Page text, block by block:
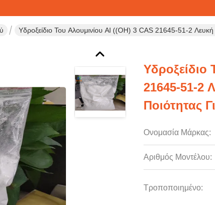
Υδροξείδιο Του Αλουμινίου Al ((OH) 3 CAS 21645-51-2 Λευκή
Υδροξείδιο
21645-51-2
Ποιότητας
Ονομασία Μάρκας:
Αριθμός Μοντέλου:
Τροποποιημένο: